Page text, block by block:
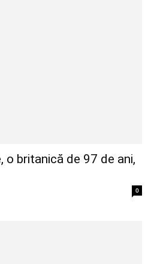
o britanică de 97 de ani,
0